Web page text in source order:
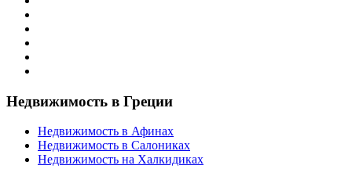
Недвижимость в Греции
Недвижимость в Афинах
Недвижимость в Салониках
Недвижимость на Халкидиках